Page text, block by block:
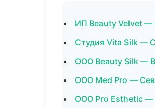
ИП Beauty Velvet
Студия Vita Silk —
ООО Beauty Silk —
ООО Med Pro —
ООО Pro Esthetic —